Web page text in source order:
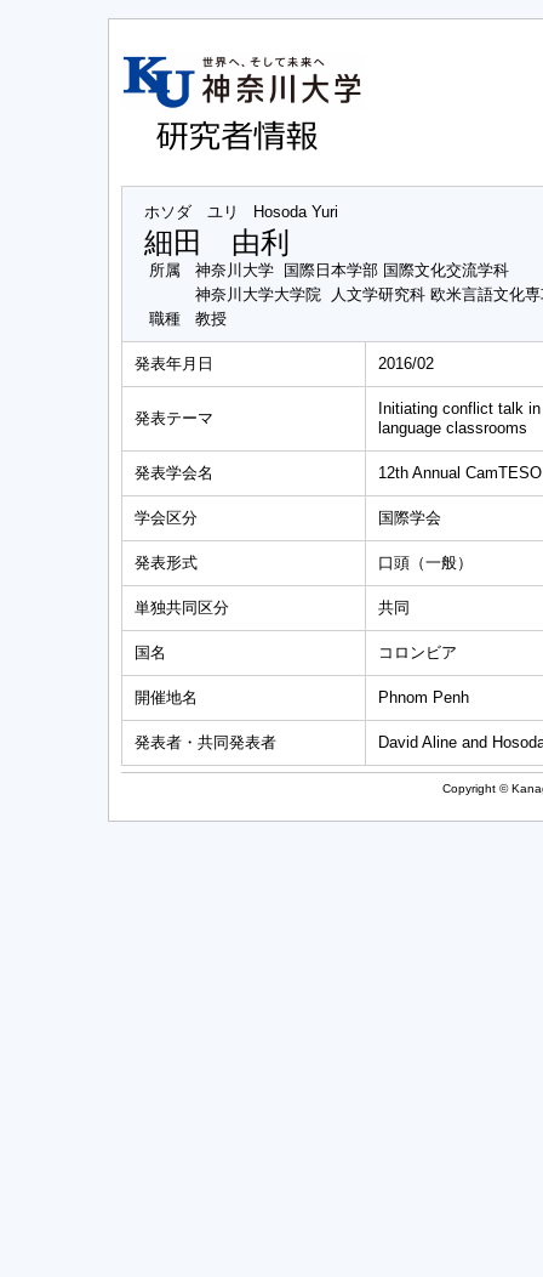
ホソダ ユリ Hosoda Yuri
細田 由利
所属
神奈川大学 国際日本学部 国際文化交流学科
神奈川大学大学院 人文学研究科 欧米言語文化
職種
教授
発表年月日 2016/02
発表テーマ
Initiating conflict talk
language classrooms
発表学会名 12th Annual
学会区分 国際学会
発表形式 口頭（一般）
単独共同区分 共同
国名 コロンビア
開催地名 Phnom Penh
発表者・共同発表者 David Aline and
Copyright ©